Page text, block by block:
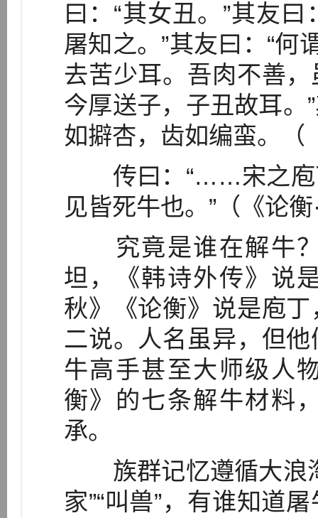
曰：“其女丑。”其友曰
屠知之。”其友曰：“何
去苦少耳。吾肉不善
今厚送子，子丑故耳。
如擗杏，齿如编蛮。（
传曰：“……宋之庖
见皆死牛也。”（《论
究竟是谁在解牛？
坦，《韩诗外传》说
秋》《论衡》说是庖
二说。人名虽异，但
牛高手甚至大师级人
衡》的七条解牛材料
承。
族群记忆遵循大浪
家”“叫兽”，有谁知道